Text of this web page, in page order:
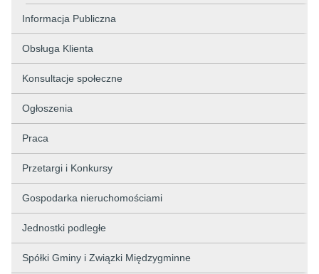
Informacja Publiczna
Obsługa Klienta
Konsultacje społeczne
Ogłoszenia
Praca
Przetargi i Konkursy
Gospodarka nieruchomościami
Jednostki podległe
Spółki Gminy i Związki Międzygminne